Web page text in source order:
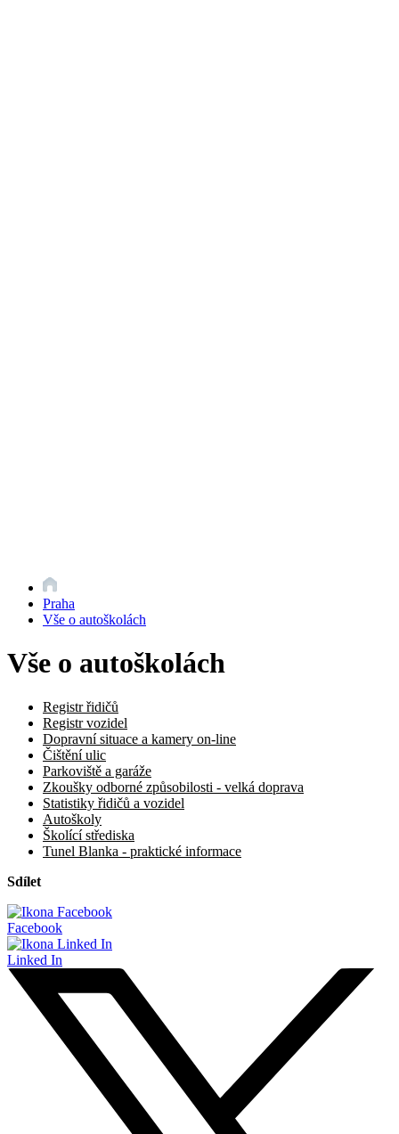
Praha
Vše o autoškolách
Vše o autoškolách
Registr řidičů
Registr vozidel
Dopravní situace a kamery on-line
Čištění ulic
Parkoviště a garáže
Zkoušky odborné způsobilosti - velká doprava
Statistiky řidičů a vozidel
Autoškoly
Školící střediska
Tunel Blanka - praktické informace
Sdílet
Facebook
Linked In